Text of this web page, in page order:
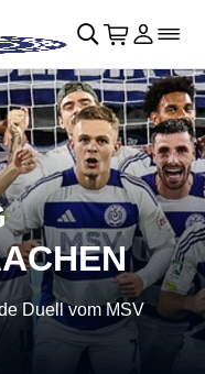
􀊫 􀍩 Login
􀉩􀌇
Duell vom MSV